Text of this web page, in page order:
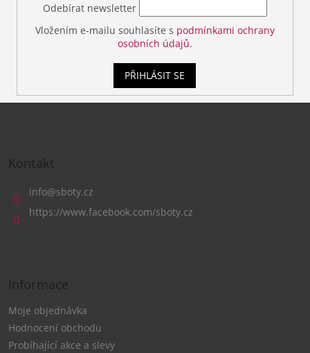
Odebírat newsletter
Vložením e-mailu souhlasíte s podmínkami ochrany
osobních údajů.
PŘIHLÁSIT SE
Kontakt
info@sboty.cz
https://www.facebook.com/sboty.cz
Informace
Moje objednávka
Hodnocení obchodu
Probíhající akce a slevy